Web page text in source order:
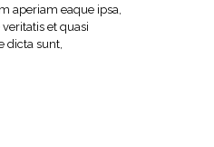
aperiam eaque ipsa,
et quasi
dicta sunt,